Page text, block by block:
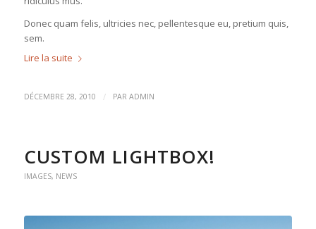
Donec quam felis, ultricies nec, pellentesque eu, pretium quis,
sem.
Lire la suite
DÉCEMBRE 28, 2010 / PAR ADMIN
CUSTOM LIGHTBOX!
IMAGES, NEWS